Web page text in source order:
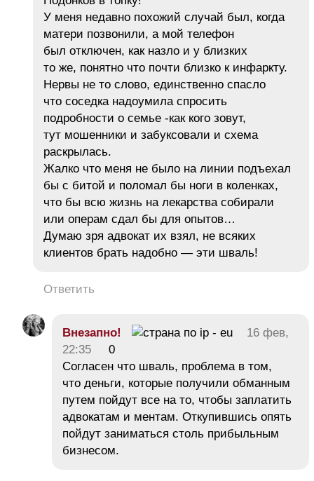
У меня недавно похожий случай был, когда
матери позвонили, а мой телефон
был отключен, как назло и у близких
то же, понятно что почти близко к инфаркту.
Нервы не то слово, единственно спасло
что соседка надоумила спросить
подробности о семье -как кого зовут,
тут мошенники и забуксовали и схема
раскрылась.
Жалко что меня не было на линии подъехал
бы с битой и поломал бы ноги в коленках,
что бы всю жизнь на лекарства собирали
или операм сдал бы для опытов…
Думаю зря адвокат их взял, не всяких
клиентов брать надобно — эти шваль!
Ответить
Внезапно!
16 фев,
22:35
0
Согласен что шваль, проблема в том,
что деньги, которые получили обманным
путем пойдут все на то, чтобы заплатить
адвокатам и ментам. Откупившись опять
пойдут заниматься столь прибыльным
бизнесом.